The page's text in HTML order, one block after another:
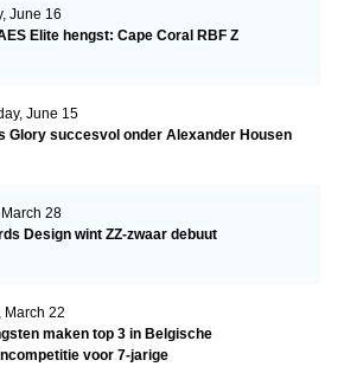
June 16
Elite hengst: Cape Coral RBF Z
June 15
Glory succesvol onder Alexander Housen
28
Design wint ZZ-zwaar debuut
March 22
maken top 3 in Belgische
voor 7-jarige